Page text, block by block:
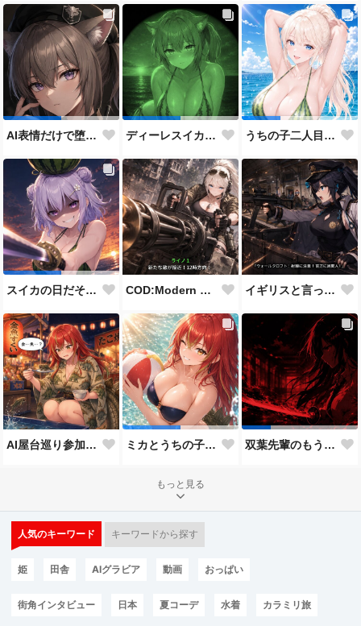
AI表情だけで堕とせ参加作品 ディーレスイカビキニ うちの子二人目スイカの日
スイカの日だそうなので、仲の良い先輩後輩でスイカ割り（意味深） COD:Modern Warfare 3 "Goalpost" イギリスと言ったらこれだよな
AI屋台巡り参加作品 ミカとうちの子8人目 双葉先輩のもう一つの顔３
もっと見る
人気のキーワード キーワードから探す
姫 田舎 AIグラビア 動画 おっぱい
街角インタビュー 日本 夏コーデ 水着 カラミリ旅